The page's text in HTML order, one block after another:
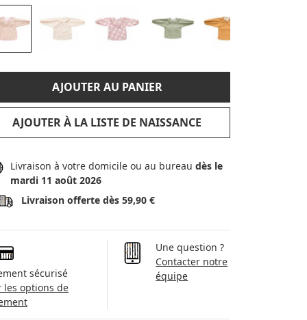
AJOUTER AU PANIER
AJOUTER À LA LISTE DE NAISSANCE
Livraison à votre domicile ou au bureau dès le
mardi 11 août 2026
Livraison offerte dès 59,90 €
sécurisé
les options de
Une question ?
Contacter notre
équipe